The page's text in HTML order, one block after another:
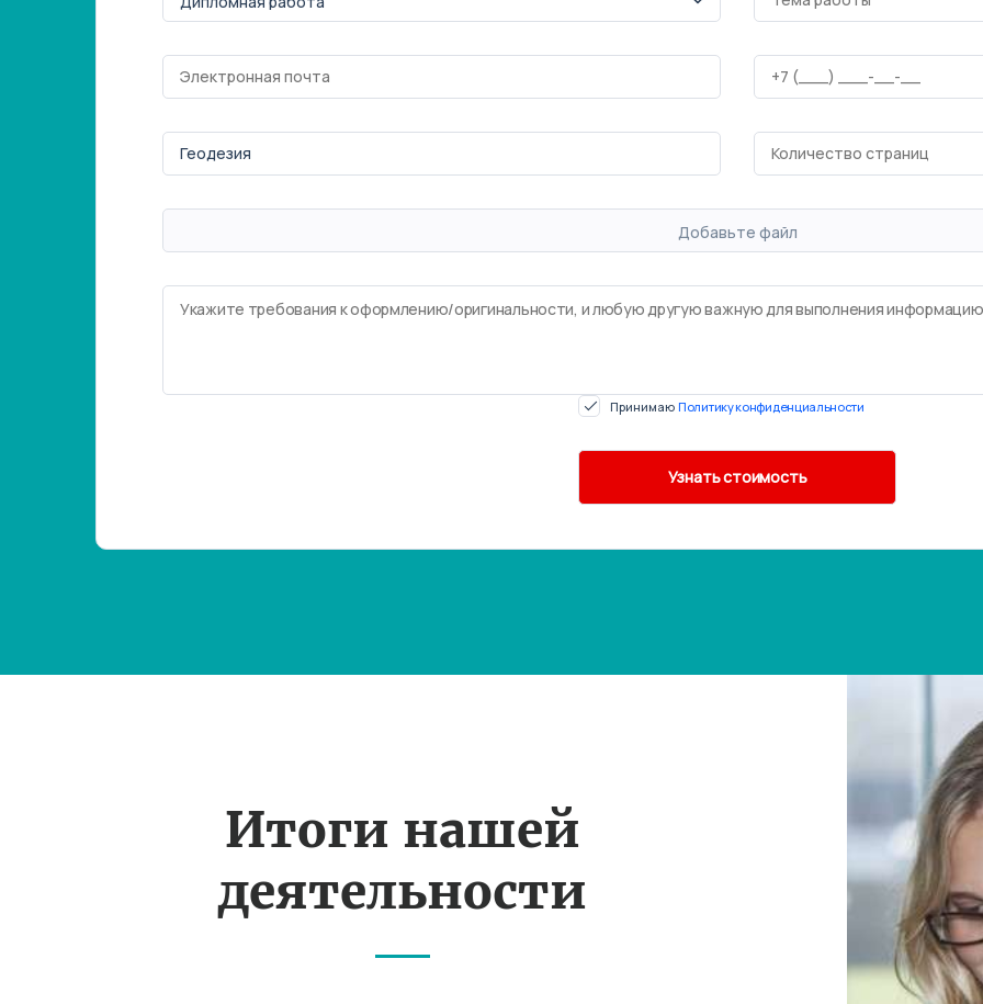
Добавьте файл
Принимаю Политику конфиденциальности
Итоги нашей
деятельности